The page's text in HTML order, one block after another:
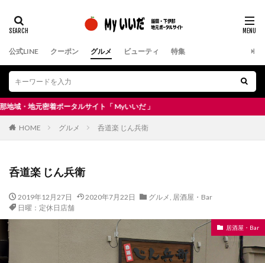
公式LINE クーポン グルメ ビューティ 特集
元密着ポータルサイト「 Myいいだ 」
HOME グルメ 呑道楽 じん兵衛
呑道楽 じん兵衛
2019年12月27日 2020年7月22日 グルメ, 居酒屋・Bar
日曜：定休日店舗
居酒屋・Bar